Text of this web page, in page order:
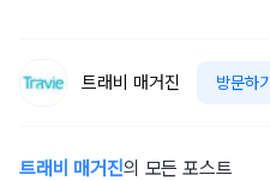
트래비 매거진 방문하기
트래비 매거진의 모든 포스트